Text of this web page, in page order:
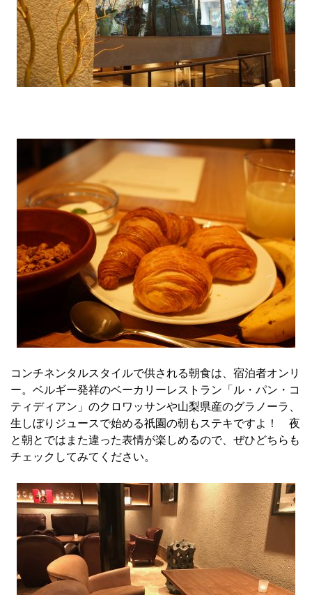
コンチネンタルスタイルで供される朝食は、宿泊者オンリ
ー。ベルギー発祥のベーカリーレストラン「ル・パン・コ
ティディアン」のクロワッサンや山梨県産のグラノーラ、
生しぼりジュースで始める祇園の朝もステキですよ！ 夜
と朝とではまた違った表情が楽しめるので、ぜひどちらも
チェックしてみてください。